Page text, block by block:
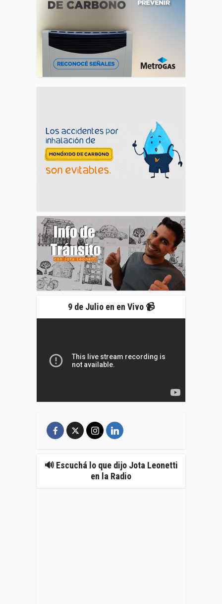
9 de Julio en en Vivo 📹
🔊 Escuchá lo que dijo Jota Leonetti
en la Radio